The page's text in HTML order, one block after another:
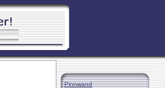
Pinnwand